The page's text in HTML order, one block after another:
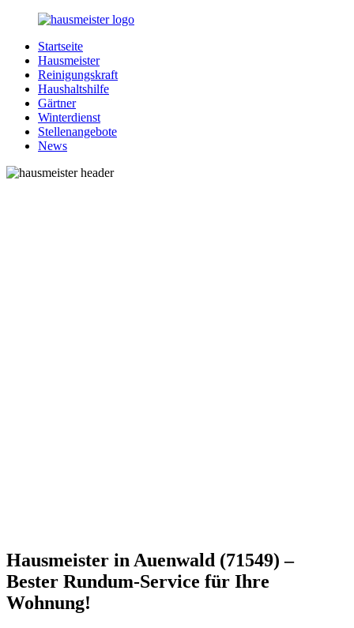
Zurück
Inhalt
Hausmeister.de
Alles
rund
Ihren
Haushalt
Startseite
Hausmeister
Reinigungskraft
Haushaltshilfe
Gärtner
Winterdienst
Stellenangebote
News
Hausmeister in Auenwald (71549) –
Bester Rundum-Service für Ihre
Wohnung!